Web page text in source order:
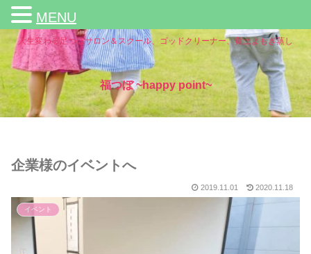
人生変わる足つぼサロン＆スクール、ゴッドクリーナー、黄土よもぎ蒸し
福つぼ ~happy point~
企業様のイベントへ
2019.11.01 2020.11.18
イベント
MENU